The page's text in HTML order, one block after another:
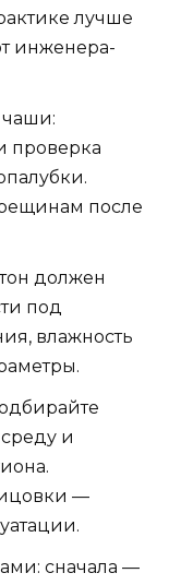
лучше
инженера-
чаши:
проверка
после
должен
под
влажность
и
—
сначала —